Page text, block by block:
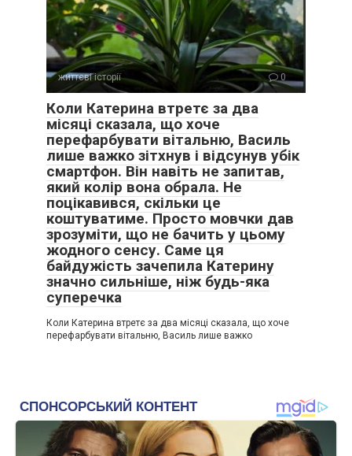
життєві історії 0
Коли Катерина втретє за два
місяці сказала, що хоче
перефарбувати вітальню, Василь
лише важко зітхнув і відсунув убік
смартфон. Він навіть не запитав,
який колір вона обрала. Не
поцікавився, скільки це
коштуватиме. Просто мовчки дав
зрозуміти, що не бачить у цьому
жодного сенсу. Саме ця
байдужість зачепила Катерину
значно сильніше, ніж будь-яка
суперечка
Коли Катерина втретє за два місяці сказала, що хоче
перефарбувати вітальню, Василь лише важко